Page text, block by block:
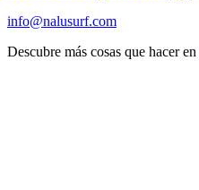
info@nalusurf.com
Descubre más cosas que hacer en